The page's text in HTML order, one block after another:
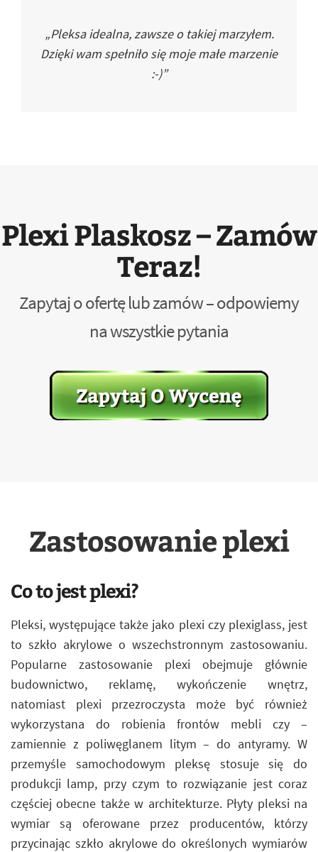
„Pleksa idealna, zawsze o takiej marzyłem.
Dzięki wam spełniło się moje małe marzenie
:-)”
Plexi Plaskosz – Zamów
Teraz!
Zapytaj o ofertę lub zamów – odpowiemy
na wszystkie pytania
Zastosowanie plexi
Co to jest plexi?
Pleksi, występujące także jako plexi czy plexiglass, jest
to szkło akrylowe o wszechstronnym zastosowaniu.
Popularne zastosowanie plexi obejmuje głównie
budownictwo, reklamę, wykończenie wnętrz,
natomiast plexi przezroczysta może być również
wykorzystana do robienia frontów mebli czy –
zamiennie z poliwęglanem litym – do antyramy. W
przemyśle samochodowym pleksę stosuje się do
produkcji lamp, przy czym to rozwiązanie jest coraz
częściej obecne także w architekturze. Płyty pleksi na
wymiar są oferowane przez producentów, którzy
przycinając szkło akrylowe do określonych wymiarów